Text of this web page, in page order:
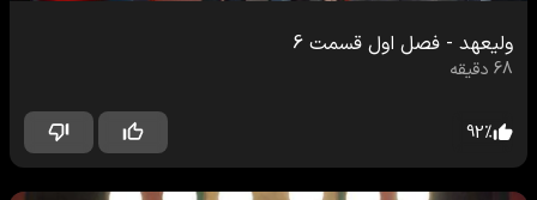
ولیعهد - فصل اول قسمت 6
68 دقیقه
92%